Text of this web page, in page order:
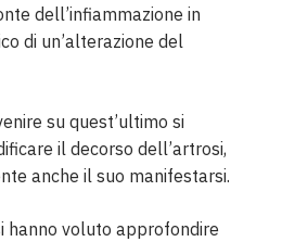
dell’infiammazione in
di un’alterazione del
su quest’ultimo si
il decorso dell’artrosi,
anche il suo manifestarsi.
hanno voluto approfondire